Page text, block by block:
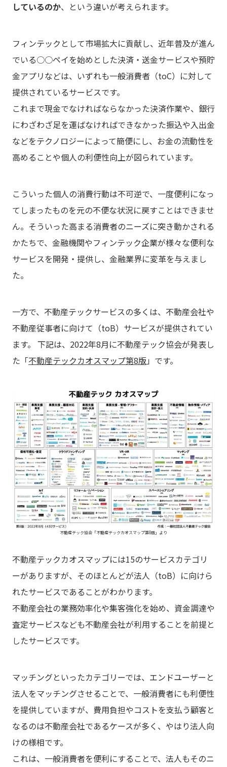
しているのか、という違いが考えられます。
フィンテックとして市場拡大に貢献し、近年普及が進ん
でいる○○ペイを始めとした決済・送金サービスや預貯
金アプリなどは、いずれも一般消費者（toC）に対して
提供されているサービスです。
これまで現金でなければならなかった決済作業や、銀行
にわざわざ足を運ばなければできなかった振込や入出金
などをテクノロジーによって簡便にし、お金の流動性を
高めることや個人の利便性向上が図られています。
こういった個人の消費行動は不可逆で、一度便利になっ
てしまったものを元の不便な状況に戻すことはできませ
ん。そういった高まる消費者のニーズに突き動かされる
かたちで、金融機関やフィンテック企業が様々な便利な
サービスを開発・提供し、金融業界に変革を与えまし
た。
一方で、不動産テックサービスの多くは、不動産会社や
不動産従事者に向けて（toB）サービスが提供されてい
ます。 下記は、2022年8月に不動産テック協会が発表し
た「不動産テックカオスマップ第8版」です。
不動産テック協会「不動産テックカオスマップ第8版」より
不動産テックカオスマップには15のサービスカテゴリ
ーがありますが、そのほとんどが法人（toB）に向けら
れたサービスであることがわかります。
不動産会社の業務効率化や集客強化を始め、資金調達や
査定サービスなども不動産会社が利用することを前提と
したサービスです。
マッチングといったカテゴリーでは、エンドユーザーと
法人をマッチングさせることで、一般消費者にも利便性
を提供していますが、費用負担やコストを支払う顧客と
なるのは不動産会社であるケースが多く、やはり法人向
けの様相です。
これは、一般消費者を便利にすることで、法人もそのニ